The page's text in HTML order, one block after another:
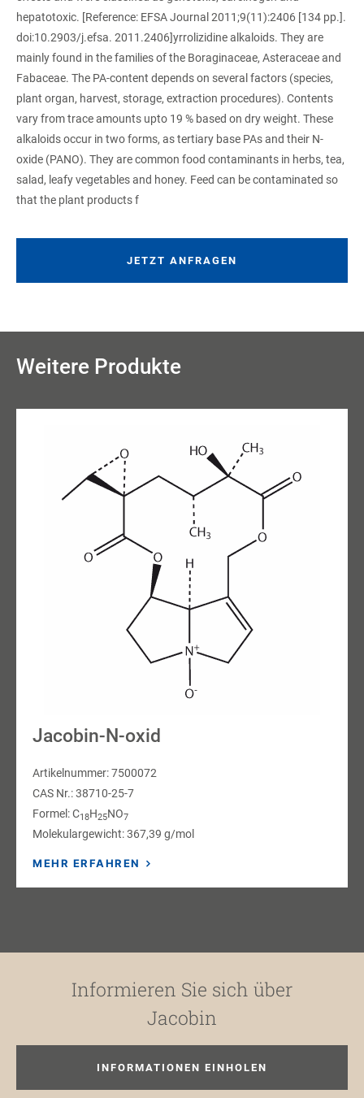
hepatotoxic. [Reference: EFSA Journal 2011;9(11):2406 [134 pp.].
doi:10.2903/j.efsa. 2011.2406]yrrolizidine alkaloids. They are
mainly found in the families of the Boraginaceae, Asteraceae and
Fabaceae. The PA-content depends on several factors (species,
plant organ, harvest, storage, extraction procedures). Contents
vary from trace amounts upto 19 % based on dry weight. These
alkaloids occur in two forms, as tertiary base PAs and their N-
oxide (PANO). They are common food contaminants in herbs, tea,
salad, leafy vegetables and honey. Feed can be contaminated so
that the plant products f
JETZT ANFRAGEN
Weitere Produkte
Jacobin-N-oxid
Artikelnummer: 7500072
CAS Nr.: 38710-25-7
Formel: C18H25NO7
Molekulargewicht: 367,39 g/mol
MEHR ERFAHREN
Informieren Sie sich über
Jacobin
INFORMATIONEN EINHOLEN